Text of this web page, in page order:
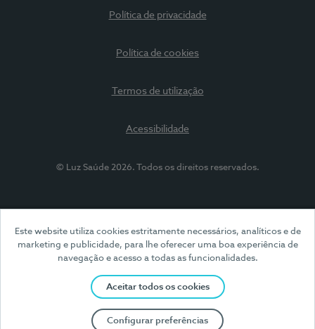
Este website utiliza cookies estritamente necessários, analíticos e de
marketing e publicidade, para lhe oferecer uma boa experiência de
navegação e acesso a todas as funcionalidades.
Aceitar todos os cookies
Configurar preferências
Política de privacidade
Política de cookies
Termos de utilização
Acessibilidade
© Luz Saúde 2026. Todos os direitos reservados.